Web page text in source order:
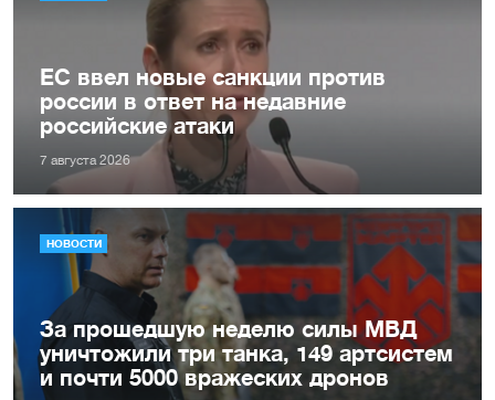
ЕС ввел новые санкции против
россии в ответ на недавние
российские атаки
7 августа 2026
НОВОСТИ
За прошедшую неделю силы МВД
уничтожили три танка, 149 артсистем
и почти 5000 вражеских дронов